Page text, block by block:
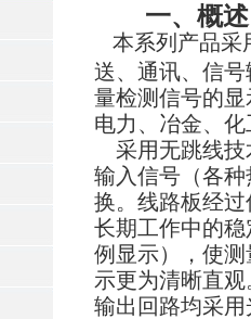
一、概述
本系列产品采
送、通讯、信
量检测信号的
电力、冶金、
采用无跳线技
输入信号（各
换。线路板经
长期工作中的
例显示），使
示更为清晰直观
输出回路均采